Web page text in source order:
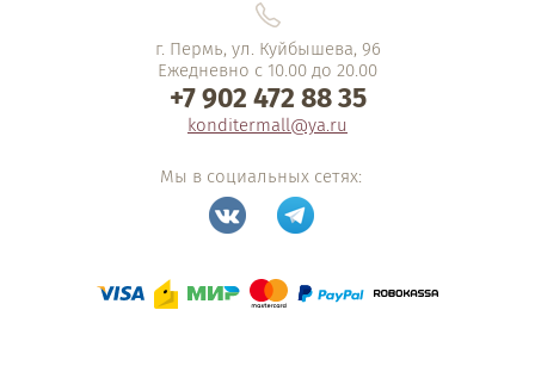
г. Пермь, ул. Куйбышева, 96
Ежедневно с 10.00 до 20.00
+7 902 472 88 35
konditermall@ya.ru
Мы в социальных сетях: